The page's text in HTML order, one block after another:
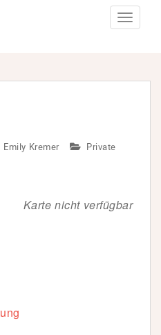
Emily Kremer
Private
Karte nicht verfügbar